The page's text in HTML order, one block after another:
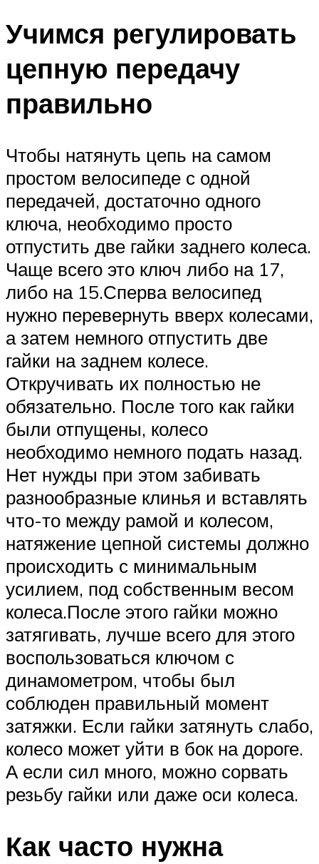
Учимся регулировать
цепную передачу
правильно
Чтобы натянуть цепь на самом
простом велосипеде с одной
передачей, достаточно одного
ключа, необходимо просто
отпустить две гайки заднего колеса.
Чаще всего это ключ либо на 17,
либо на 15.Сперва велосипед
нужно перевернуть вверх колесами,
а затем немного отпустить две
гайки на заднем колесе.
Откручивать их полностью не
обязательно. После того как гайки
были отпущены, колесо
необходимо немного подать назад.
Нет нужды при этом забивать
разнообразные клинья и вставлять
что-то между рамой и колесом,
натяжение цепной системы должно
происходить с минимальным
усилием, под собственным весом
колеса.После этого гайки можно
затягивать, лучше всего для этого
воспользоваться ключом с
динамометром, чтобы был
соблюден правильный момент
затяжки. Если гайки затянуть слабо,
колесо может уйти в бок на дороге.
А если сил много, можно сорвать
резьбу гайки или даже оси колеса.
Как часто нужна